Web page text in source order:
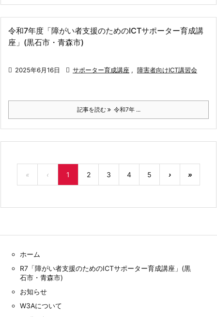
令和7年度「障がい者支援のためのICTサポーター育成講
座」(黒石市・青森市)
 2025年6月16日  サポーター育成講座 , 障害者向けICT講習会
記事を読む 令和7年 ...
« ‹ 1 2 3 4 5 › »
ホーム
R7「障がい者支援のためのICTサポーター育成講座」(黒
石市・青森市)
お知らせ
W3Aについて